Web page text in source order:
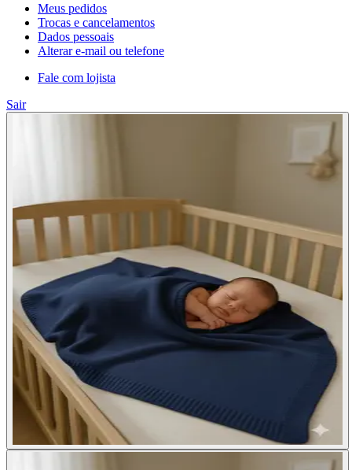
Meus pedidos
Trocas e cancelamentos
Dados pessoais
Alterar e-mail ou telefone
Fale com lojista
Sair